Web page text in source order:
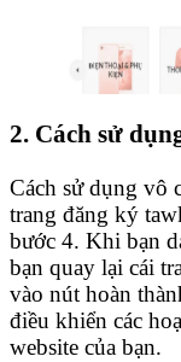
2. Cách sử
Cách sử dụng vô
trang đăng ký
bước 4. Khi bạn
bạn quay lại cái
vào nút hoàn
điều khiển các
website của bạn.